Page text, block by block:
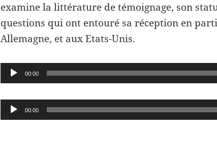
examine la littérature de témoignage, son
questions qui ont entouré sa réception en
Allemagne, et aux Etats-Unis.
Lecteur
audio
00:00
Lecteur
audio
00:00